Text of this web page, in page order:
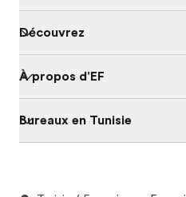
Découvrez
À propos d'EF
Bureaux en Tunisie